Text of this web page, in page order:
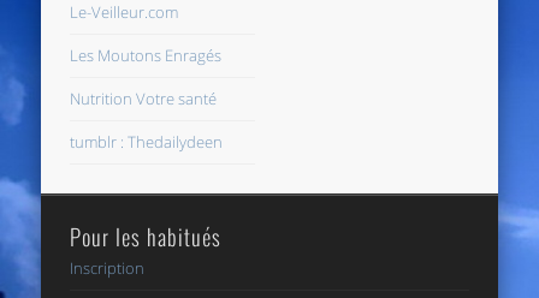
Le-Veilleur.com
Les Moutons Enragés
Nutrition Votre santé
tumblr : Thedailydeen
Pour les habitués
Inscription